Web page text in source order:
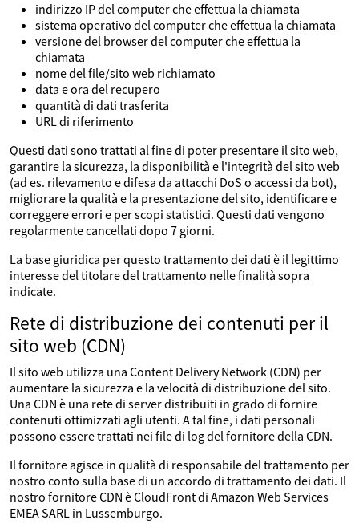
indirizzo IP del computer che effettua la chiamata
sistema operativo del computer che effettua la chiamata
versione del browser del computer che effettua la
chiamata
nome del file/sito web richiamato
data e ora del recupero
quantità di dati trasferita
URL di riferimento
Questi dati sono trattati al fine di poter presentare il sito web,
garantire la sicurezza, la disponibilità e l'integrità del sito web
(ad es. rilevamento e difesa da attacchi DoS o accessi da bot),
migliorare la qualità e la presentazione del sito, identificare e
correggere errori e per scopi statistici. Questi dati vengono
regolarmente cancellati dopo 7 giorni.
La base giuridica per questo trattamento dei dati è il legittimo
interesse del titolare del trattamento nelle finalità sopra
indicate.
Rete di distribuzione dei contenuti per il
sito web (CDN)
Il sito web utilizza una Content Delivery Network (CDN) per
aumentare la sicurezza e la velocità di distribuzione del sito.
Una CDN è una rete di server distribuiti in grado di fornire
contenuti ottimizzati agli utenti. A tal fine, i dati personali
possono essere trattati nei file di log del fornitore della CDN.
Il fornitore agisce in qualità di responsabile del trattamento per
nostro conto sulla base di un accordo di trattamento dei dati. Il
nostro fornitore CDN è CloudFront di Amazon Web Services
EMEA SARL in Lussemburgo.